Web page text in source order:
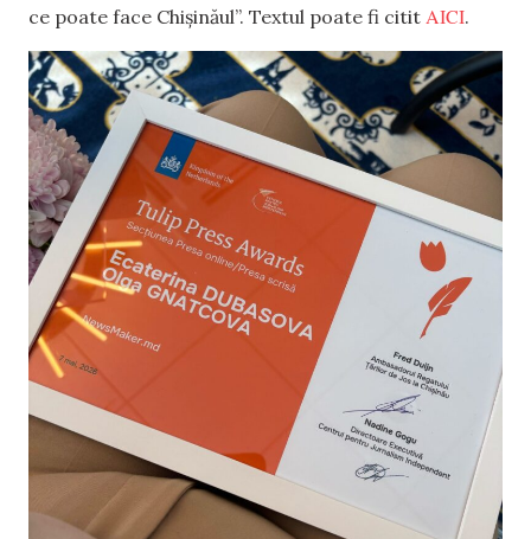
ce poate face Chișinăul”. Textul poate fi citit AICI.